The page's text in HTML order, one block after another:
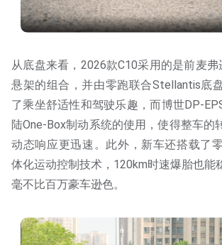
从底盘来看，2026款C10采用的是前麦
悬架的组合，并由零跑联合Stellantis底
了乘坐舒适性和驾驶乐趣，而博世DP-
陆One-Box制动系统的使用，使得整车的
动态响应更迅速。此外，新车还搭载了
体化运动控制技术，120km时速爆胎也能
毫不比百万豪车逊色。